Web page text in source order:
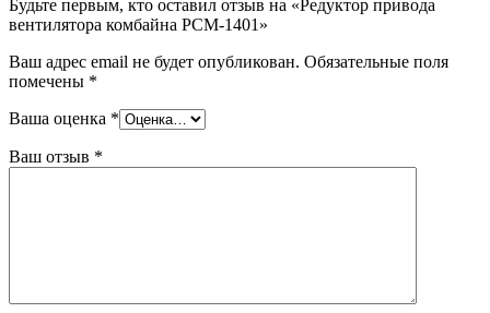
Будьте первым, кто оставил отзыв на «Редуктор привода
вентилятора комбайна РСМ-1401»
Ваш адрес email не будет опубликован. Обязательные поля
помечены *
Ваша оценка *
Ваш отзыв *